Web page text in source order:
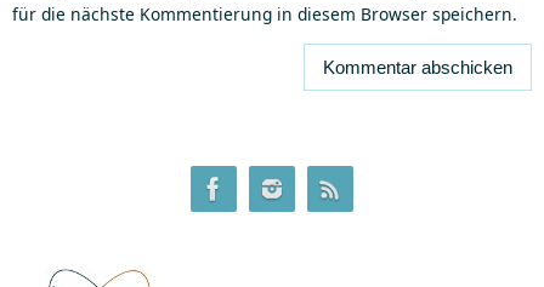
für die nächste Kommentierung in diesem Browser speichern.